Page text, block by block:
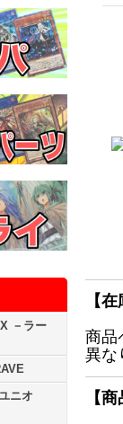
－ラー
ニオ
【
商品
異な
【